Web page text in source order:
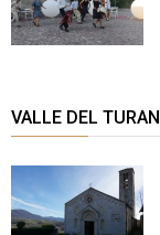
VALLE DEL